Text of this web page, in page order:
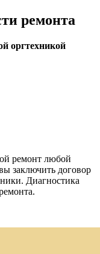
ремонта
оргтехникой
ремонт любой
заключить договор
Диагностика